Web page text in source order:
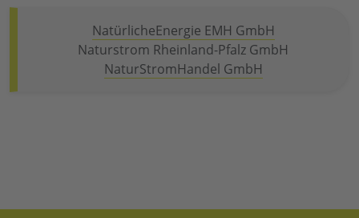
NatürlicheEnergie EMH GmbH
Naturstrom Rheinland-Pfalz GmbH
NaturStromHandel GmbH